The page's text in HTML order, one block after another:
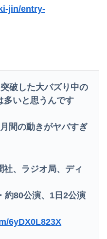
jin/entry-
破した大バズり中の
多いと思うんです
間の動きがヤバすぎ
、ラジオ局、ディ
約80公演、1日2公演
6yDX0L823X